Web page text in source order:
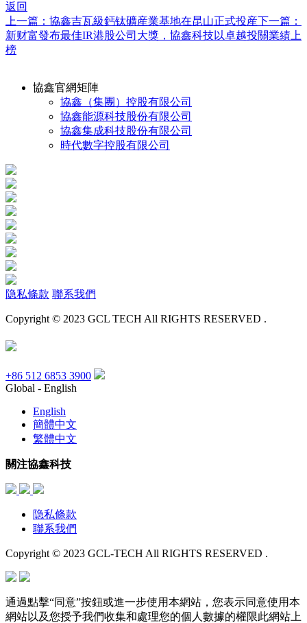
返回
上一篇：協鑫吉瓦級鈣钛礦産業基地在昆山正式投産下一篇：
新财富發布最佳IR港股公司大獎，協鑫科技以卓越投關業績上
榜
協鑫官網矩陣
協鑫（集團）控股有限公司
協鑫能源科技股份有限公司
協鑫集成科技股份有限公司
時代數字控股有限公司
隐私條款 聯系我們
Copyright © 2023 GCL TECH All RIGHTS RESERVED .
+86 512 6853 3900
Global - English
English
簡體中文
繁體中文
關注協鑫科技
隐私條款
聯系我們
Copyright © 2023 GCL-TECH All RIGHTS RESERVED .
通過點擊“同意”按鈕或進一步使用本網站，您表示同意使用本
網站以及您授予我們收集和處理您的個人數據的權限此網站上